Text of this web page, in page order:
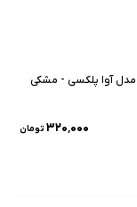
مدل آوا پلکسی - مشکی
۳۲۰٬۰۰۰ تومان